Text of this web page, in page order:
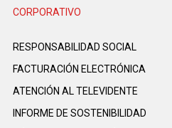
CORPORATIVO
RESPONSABILIDAD SOCIAL
FACTURACIÓN ELECTRÓNICA
ATENCIÓN AL TELEVIDENTE
INFORME DE SOSTENIBILIDAD